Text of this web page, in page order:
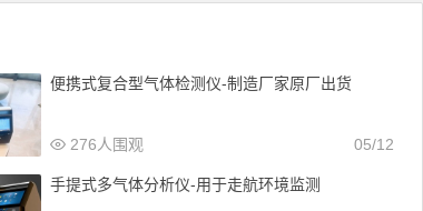
便携式复合型气体检测仪-制造厂家原厂出货
05/12
276人围观
手提式多气体分析仪-用于走航环境监测